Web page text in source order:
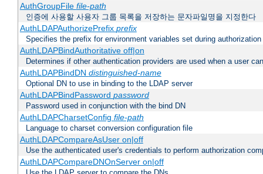
AuthGroupFile file-path
인증에 사용할 사용자 그룹 목록을 저장하는 문자파일명을 지정한다
AuthLDAPAuthorizePrefix prefix
Specifies the prefix for environment variables set during authorization
AuthLDAPBindAuthoritative off|on
Determines if other authentication providers are used when a user
AuthLDAPBindDN distinguished-name
Optional DN to use in binding to the LDAP server
AuthLDAPBindPassword password
Password used in conjunction with the bind DN
AuthLDAPCharsetConfig file-path
Language to charset conversion configuration file
AuthLDAPCompareAsUser on|off
Use the authenticated user's credentials to perform authorization
AuthLDAPCompareDNOnServer on|off